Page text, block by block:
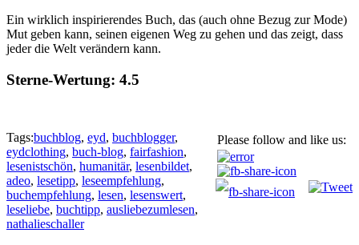
Ein wirklich inspirierendes Buch, das (auch ohne Bezug zur Mode)
Mut geben kann, seinen eigenen Weg zu gehen und das zeigt, dass
jeder die Welt verändern kann.
Sterne-Wertung: 4.5
Please follow and like us:
Tags:buchblog, eyd, buchblogger,
eydclothing, buch-blog, fairfashion,
lesenistschön, humanitär, lesenbildet,
adeo, lesetipp, leseempfehlung,
buchempfehlung, lesen, lesenswert,
leseliebe, buchtipp, ausliebezumlesen,
nathalieschaller